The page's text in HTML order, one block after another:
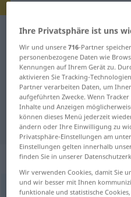
Deutsch-Französisch
Deutsch-
für
"wegschicken"
Übersetzung
„wegschicken“
wegschickenv/t
Ihre Privatsphäre ist uns
Wir und unsere716-Partner
personenbezogene Daten wie
Kennungen auf Ihrem Gerät zu.
aktivieren Sie Tracking-
Partner verarbeiten Daten, um
aufgeführten Zwecke. Wenn
Inhalte und Anzeigen
können dieses Menü jederzeit
ändern oder Ihre Einwilligung zu
Privatsphäre-Einstellungen am
Einstellungen gelten innerhalb
finden Sie in unserer
Wir verwenden Cookies, damit Sie
und wir besser mit Ihnen
funktionale und statistische